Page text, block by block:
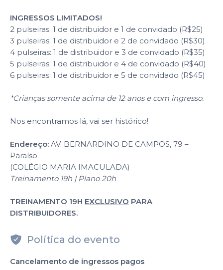
INGRESSOS LIMITADOS!
2 pulseiras: 1 de distribuidor e 1 de convidado (R$25)
3 pulseiras: 1 de distribuidor e 2 de convidado (R$30)
4 pulseiras: 1 de distribuidor e 3 de convidado (R$35)
5 pulseiras: 1 de distribuidor e 4 de convidado (R$40)
6 pulseiras: 1 de distribuidor e 5 de convidado (R$45)
*Crianças somente acima de 12 anos e com ingresso.
Nos encontramos lá, vai ser histórico!
Endereço: AV. BERNARDINO DE CAMPOS, 79 –
Paraíso
(COLÉGIO MARIA IMACULADA)
Treinamento 19h | Plano 20h
TREINAMENTO 19H EXCLUSIVO PARA
DISTRIBUIDORES.
Política do evento
Cancelamento de ingressos pagos